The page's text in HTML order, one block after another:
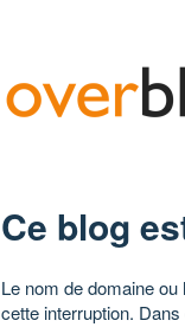
Ce blog
Le nom de domaine ou
cette interruption.